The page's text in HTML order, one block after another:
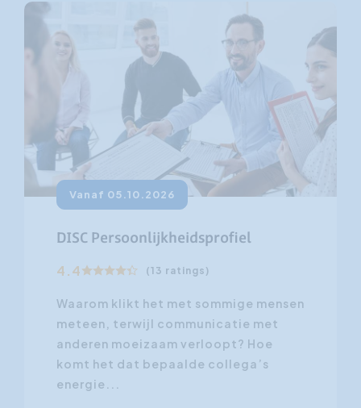
Vanaf 05.10.2026
DISC Persoonlijkheidsprofiel
4.4 (13 ratings)
Waarom klikt het met sommige mensen
meteen, terwijl communicatie met
anderen moeizaam verloopt? Hoe
komt het dat bepaalde collega’s
energie...